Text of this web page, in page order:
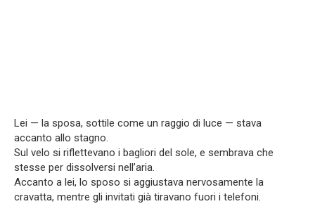
Lei — la sposa, sottile come un raggio di luce — stava
accanto allo stagno.
Sul velo si riflettevano i bagliori del sole, e sembrava che
stesse per dissolversi nell’aria.
Accanto a lei, lo sposo si aggiustava nervosamente la
cravatta, mentre gli invitati già tiravano fuori i telefoni.